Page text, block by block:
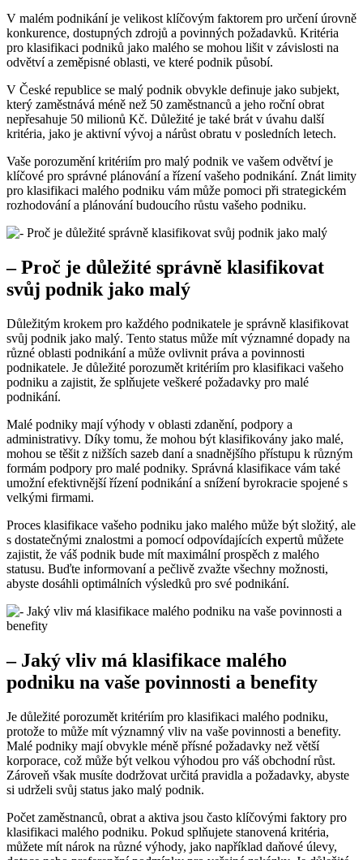
V malém podnikání je velikost klíčovým faktorem pro určení úrovně
konkurence, dostupných zdrojů a povinných požadavků. Kritéria
pro klasifikaci podniků jako malého se mohou lišit v závislosti na
odvětví a zeměpisné oblasti, ve které podnik působí.
V České republice se malý podnik obvykle definuje jako subjekt,
který zaměstnává méně než 50 zaměstnanců a jeho roční obrat
nepřesahuje 50 milionů Kč. Důležité je také brát v úvahu další
kritéria, jako je aktivní vývoj a nárůst obratu v posledních letech.
Vaše porozumění kritériím pro malý podnik ve vašem odvětví je
klíčové pro správné plánování a řízení vašeho podnikání. Znát limity
pro klasifikaci malého podniku vám může pomoci při strategickém
rozhodování a plánování budoucího růstu vašeho podniku.
– Proč je důležité správně klasifikovat
svůj podnik jako malý
Důležitým krokem pro každého podnikatele je správně klasifikovat
svůj podnik jako malý. Tento status může mít významné dopady na
různé oblasti podnikání a může ovlivnit práva a povinnosti
podnikatele. Je důležité porozumět kritériím pro klasifikaci vašeho
podniku a zajistit, že splňujete veškeré požadavky pro malé
podnikání.
Malé podniky mají výhody v oblasti zdanění, podpory a
administrativy. Díky tomu, že mohou být klasifikovány jako malé,
mohou se těšit z nižších sazeb daní a snadnějšího přístupu k různým
formám podpory pro malé podniky. Správná klasifikace vám také
umožní efektivnější řízení podnikání a snížení byrokracie spojené s
velkými firmami.
Proces klasifikace vašeho podniku jako malého může být složitý, ale
s dostatečnými znalostmi a pomocí odpovídajících expertů můžete
zajistit, že váš podnik bude mít maximální prospěch z malého
statusu. Buďte informovaní a pečlivě zvažte všechny možnosti,
abyste dosáhli optimálních výsledků pro své podnikání.
– Jaký vliv má klasifikace malého
podniku na vaše povinnosti a benefity
Je důležité porozumět kritériím pro klasifikaci malého podniku,
protože to může mít významný vliv na vaše povinnosti a benefity.
Malé podniky mají obvykle méně přísné požadavky než větší
korporace, což může být velkou výhodou pro váš obchodní růst.
Zároveň však musíte dodržovat určitá pravidla a požadavky, abyste
si udrželi svůj status jako malý podnik.
Počet zaměstnanců, obrat a aktiva jsou často klíčovými faktory pro
klasifikaci malého podniku. Pokud splňujete stanovená kritéria,
můžete mít nárok na různé výhody, jako například daňové úlevy,